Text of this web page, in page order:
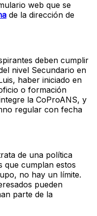
web que se
de la dirección de
deben cumplir
nivel Secundario en
haber iniciado en
o formación
la CoProANS, y
regular con fecha
de una política
que cumplan estos
no hay un límite.
pueden
parte de la